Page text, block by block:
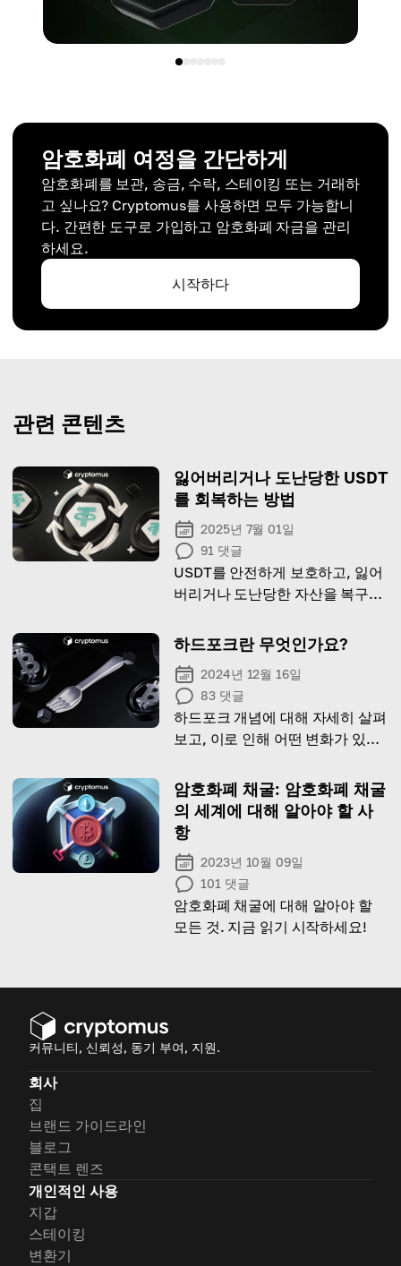
암호화폐 여정을 간단하게
암호화폐를 보관, 송금, 수락, 스테이킹 또는 거래하
고 싶나요? Cryptomus를 사용하면 모두 가능합니
다. 간편한 도구로 가입하고 암호화폐 자금을 관리
하세요.
시작하다
관련 콘텐츠
잃어버리거나 도난당한 USDT
를 회복하는 방법
2025년 7월 01일
91 댓글
USDT를 안전하게 보호하고, 잃어
버리거나 도난당한 자산을 복구하
하드포크란 무엇인가요?
2024년 12월 16일
83 댓글
하드포크 개념에 대해 자세히 살펴
보고, 이로 인해 어떤 변화가 있을
암호화폐 채굴: 암호화폐 채굴
의 세계에 대해 알아야 할 사
항
2023년 10월 09일
101 댓글
암호화폐 채굴에 대해 알아야 할
모든 것. 지금 읽기 시작하세요!
커뮤니티, 신뢰성, 동기 부여, 지원.
회사
집
브랜드 가이드라인
블로그
콘택트 렌즈
개인적인 사용
지갑
스테이킹
변환기